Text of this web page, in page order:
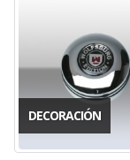
DECORACIÓN